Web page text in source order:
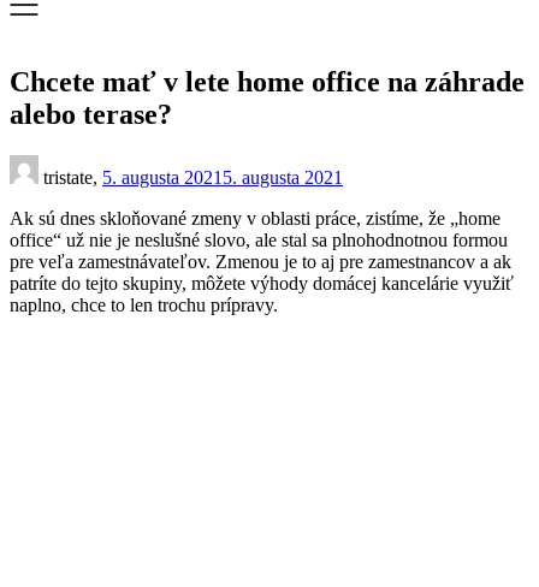
Chcete mať v lete home office na záhrade
alebo terase?
tristate, 5. augusta 2021 5. augusta 2021
Ak sú dnes skloňované zmeny v oblasti práce, zistíme, že „home
office“ už nie je neslušné slovo, ale stal sa plnohodnotnou formou
pre veľa zamestnávateľov. Zmenou je to aj pre zamestnancov a ak
patríte do tejto skupiny, môžete výhody domácej kancelárie využiť
naplno, chce to len trochu prípravy.